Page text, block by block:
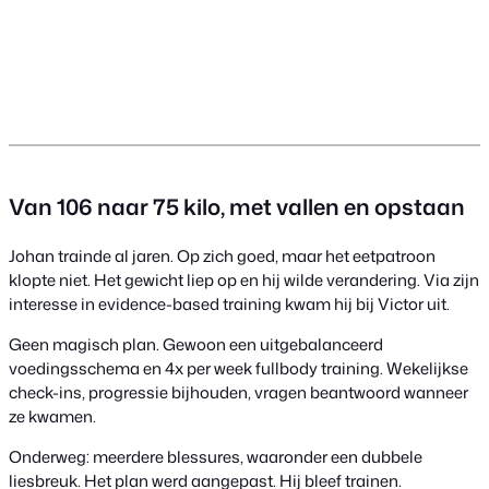
Van 106 naar 75 kilo, met vallen en opstaan
Johan trainde al jaren. Op zich goed, maar het eetpatroon
klopte niet. Het gewicht liep op en hij wilde verandering. Via zijn
interesse in evidence-based training kwam hij bij Victor uit.
Geen magisch plan. Gewoon een uitgebalanceerd
voedingsschema en 4x per week fullbody training. Wekelijkse
check-ins, progressie bijhouden, vragen beantwoord wanneer
ze kwamen.
Onderweg: meerdere blessures, waaronder een dubbele
liesbreuk. Het plan werd aangepast. Hij bleef trainen.